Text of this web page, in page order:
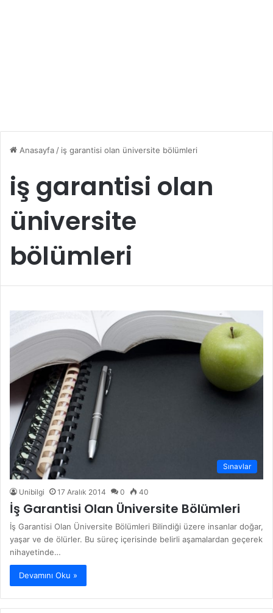
Anasayfa / iş garantisi olan üniversite bölümleri
iş garantisi olan
üniversite
bölümleri
Sınavlar
Unibilgi 17 Aralık 2014 0 40
İş Garantisi Olan Üniversite Bölümleri
İş Garantisi Olan Üniversite Bölümleri Bilindiği üzere insanlar doğar,
yaşar ve de ölürler. Bu süreç içerisinde belirli aşamalardan geçerek
nihayetinde…
Devamını Oku »